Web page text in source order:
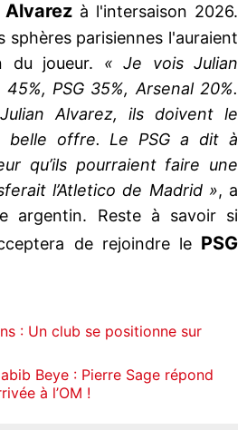
Alvarez à l'intersaison 2026.
sphères parisiennes l'auraient
du joueur. « Je vois Julian
PSG 35%, Arsenal 20%.
Alvarez, ils doivent le
belle offre. Le PSG a dit à
qu’ils pourraient faire une
l’Atletico de Madrid », a
argentin. Reste à savoir si
de rejoindre le PSG
: Un club se positionne sur
Beye : Pierre Sage répond
à l’OM !